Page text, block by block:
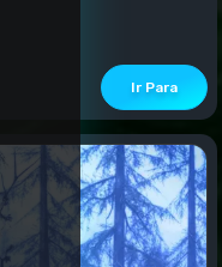
Ir Para